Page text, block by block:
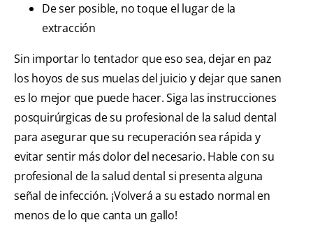
De ser posible, no toque el lugar de la
extracción
Sin importar lo tentador que eso sea, dejar en paz
los hoyos de sus muelas del juicio y dejar que sanen
es lo mejor que puede hacer. Siga las instrucciones
posquirúrgicas de su profesional de la salud dental
para asegurar que su recuperación sea rápida y
evitar sentir más dolor del necesario. Hable con su
profesional de la salud dental si presenta alguna
señal de infección. ¡Volverá a su estado normal en
menos de lo que canta un gallo!